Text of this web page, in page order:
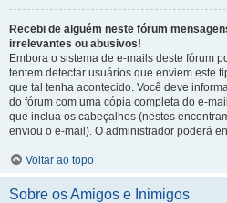
Recebi de alguém neste fórum
irrelevantes ou abusivos!
Embora o sistema de e-mails deste fórum
tentem detectar usuários que enviem este
que tal tenha acontecido. Você deve
do fórum com uma cópia completa do e-
que inclua os cabeçalhos (nestes
enviou o e-mail). O administrador poderá
Voltar ao topo
Sobre os Amigos e Inimigos